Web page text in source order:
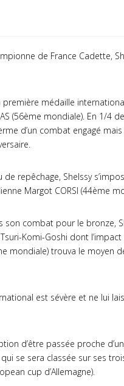
de France Cadette,
première médaille
(56ème mondiale). En 1/4
d’un combat engagé
de repêchage, Shelssy
Margot CORSI (44ème
son combat pour le bronze,
Komi-Goshi dont
mondiale) trouva le moyen
est sévère et ne lui
d’être passée proche
se sera classée sur ses
cup d’Allemagne).